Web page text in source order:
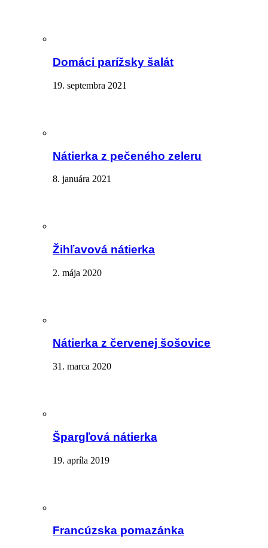
Domáci parížsky šalát
19. septembra 2021
Nátierka z pečeného zeleru
8. januára 2021
Žihľavová nátierka
2. mája 2020
Nátierka z červenej šošovice
31. marca 2020
Špargľová nátierka
19. apríla 2019
Francúzska pomazánka